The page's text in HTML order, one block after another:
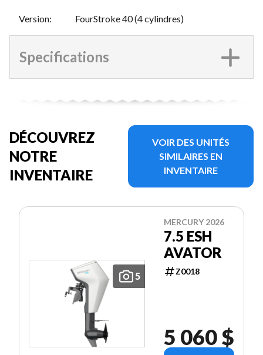
Version: FourStroke 40 (4 cylindres)
Specifications
DÉCOUVREZ
NOTRE
INVENTAIRE
VOIR DES UNITÉS
SIMILAIRES EN
INVENTAIRE
5
MERCURY 2026
7.5 ESH
AVATOR
Z0018
5 060 $